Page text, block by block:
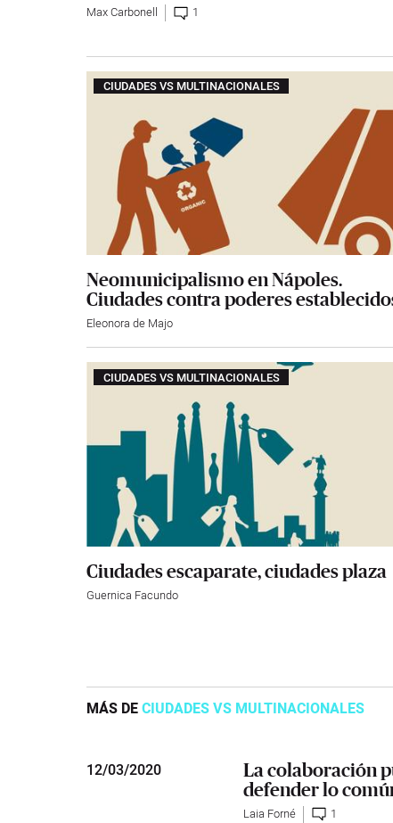
Max Carbonell 1
CIUDADES VS MULTINACIONALES
Neomunicipalismo en Nápoles.
Ciudades contra poderes
Eleonora de Majo
CIUDADES VS MULTINACIONALES
Ciudades escaparate, ciudades plaza
Guernica Facundo
MÁS DECIUDADES VS MULTINACIONALES
12/03/2020
La colaboración
defender lo
Laia Forné 1